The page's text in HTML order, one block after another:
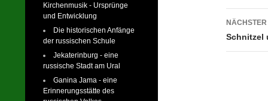
Schnitzel
Kirchenmusik - Ursprünge
und Entwicklung
Die historischen Anfänge
der russischen Schule
Jekaterinburg - eine
russische Stadt am Ural
Ganina Jama - eine
Erinnerungsstätte des